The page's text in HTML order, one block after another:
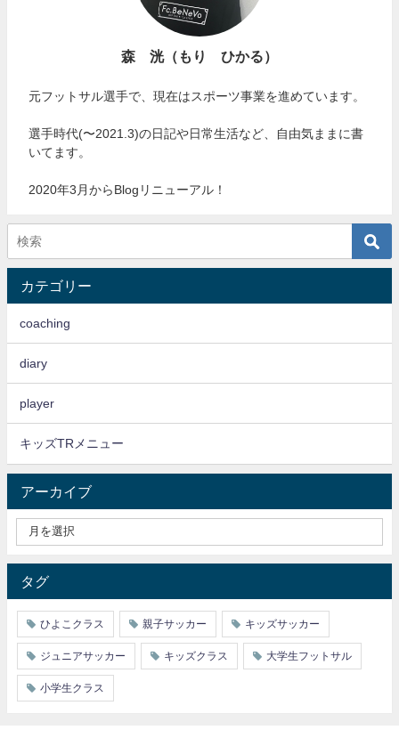
森 洸（もり ひかる）
元フットサル選手で、現在はスポーツ事業を進めています。
選手時代(〜2021.3)の日記や日常生活など、自由気ままに書
いてます。
2020年3月からBlogリニューアル！
カテゴリー
coaching
diary
player
キッズTRメニュー
アーカイブ
タグ
ひよこクラス 親子サッカー キッズサッカー
ジュニアサッカー キッズクラス 大学生フットサル
小学生クラス